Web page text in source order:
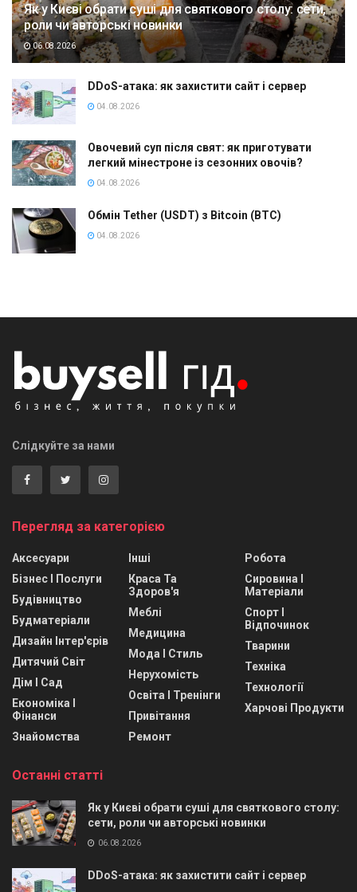
Як у Києві обрати суші для святкового столу: сети,
роли чи авторські новинки
06.08.2026
DDoS-атака: як захистити сайт і сервер
04.08.2026
Овочевий суп після свят: як приготувати
легкий мінестроне із сезонних овочів?
04.08.2026
Обмін Tether (USDT) з Bitcoin (BTC)
04.08.2026
Слідкуйте за нами
Перегляд за категорією
Аксесуари
Бізнес І Послуги
Будівництво
Будматеріали
Дизайн Інтер'єрів
Дитячий Світ
Дім І Сад
Економіка І
Фінанси
Знайомства
Інші
Краса Та
Здоров'я
Меблі
Медицина
Мода І Стиль
Нерухомість
Освіта І Тренінги
Привітання
Ремонт
Робота
Сировина І
Матеріали
Спорт І
Відпочинок
Тварини
Техніка
Технології
Харчові Продукти
Останні статті
Як у Києві обрати суші для святкового столу:
сети, роли чи авторські новинки
06.08.2026
DDoS-атака: як захистити сайт і сервер